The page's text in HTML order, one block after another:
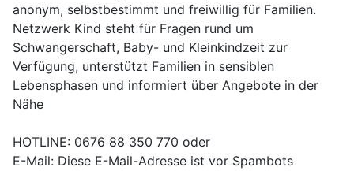
anonym, selbstbestimmt und freiwillig für Familien.
Netzwerk Kind steht für Fragen rund um
Schwangerschaft, Baby- und Kleinkindzeit zur
Verfügung, unterstützt Familien in sensiblen
Lebensphasen und informiert über Angebote in der
Nähe
HOTLINE: 0676 88 350 770 oder
E-Mail: Diese E-Mail-Adresse ist vor Spambots